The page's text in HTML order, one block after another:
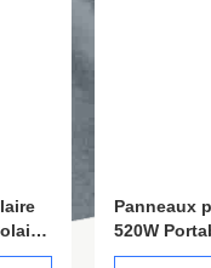
photovoltaïques
Portables, légers, à film
panneau de cellules